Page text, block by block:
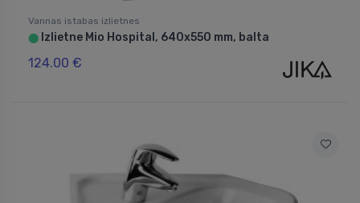
Vannas istabas izlietnes
⬤ Izlietne Mio Hospital, 640x550 mm, balta
124.00 €